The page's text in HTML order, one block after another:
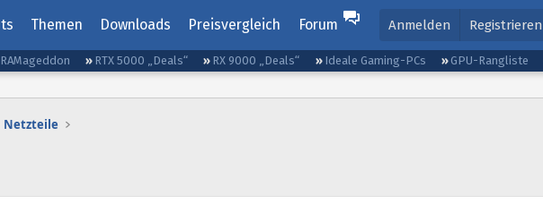
Themen Downloads Preisvergleich Forum Anmelden Registrieren
RAMageddon RTX 5000 „Deals“ RX 9000 „Deals“ Ideale Gaming-PCs GPU-Rangliste
Netzteile